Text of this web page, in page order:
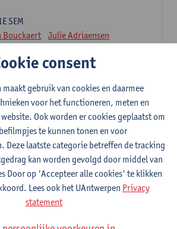
SEM
Bouckaert Julie Adriaensen
2E SEM
Van Caneghem Christine Lippens
methoden
en kansrekenen
SEM
Van der Veeken
consent
maakt gebruik van cookies en daarmee
voor het functioneren, meten en
Ook worden er cookies geplaatst om
te kunnen tonen en voor
Deze laatste categorie betreffen de tracking
kan worden gevolgd door middel van
Door op 'Accepteer alle cookies' te klikken
Lees ook het UAntwerpen Privacy
statement